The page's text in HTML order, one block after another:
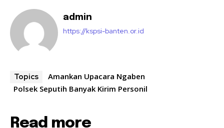
admin
https://kspsi-banten.or.id
Topics
Amankan Upacara Ngaben
Polsek Seputih Banyak Kirim Personil
Read more